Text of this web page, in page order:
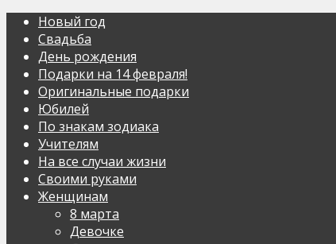
Новый год
Свадьба
День рождения
Подарки на 14 февраля!
Оригинальные подарки
Юбилей
По знакам зодиака
Учителям
На все случаи жизни
Своими руками
Женщинам
8 марта
Девочке